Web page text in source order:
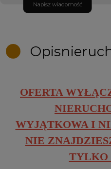
Napisz wiadomość
Opis
OFERTA
WYJĄTKOWA I
NIE
TYLKO